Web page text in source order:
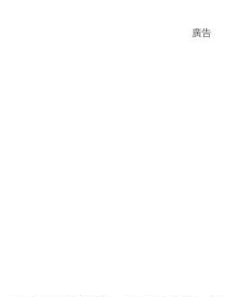
廣告